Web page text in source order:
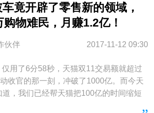
竟开辟了零售新的领域，
物难民，月赚1.2亿！
2017-11-12 09:30
伙伴
用了6分58秒，天猫双11交易额就超过
收官的那一刻，冲破了1000亿。而今天
，我们已经帮天猫把100亿的时间缩短